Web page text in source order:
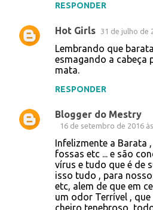
RESPONDER
Hot Girls 31 de julho de
Lembrando que
esmagando a cabeça
mata.
RESPONDER
Blogger do Mestry
16 de setembro de 2016
Infelizmente a Barata
fossas etc ... e são
vírus e tudo que é de
isso tudo , para
etc, alem de que em
um odor Terrível ,
cheiro tenebroso,